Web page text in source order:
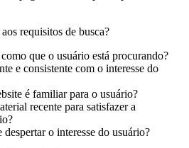
requisitos de busca?
que o usuário está procurando?
e consistente com o interesse do
é familiar para o usuário?
recente para satisfazer a
despertar o interesse do usuário?